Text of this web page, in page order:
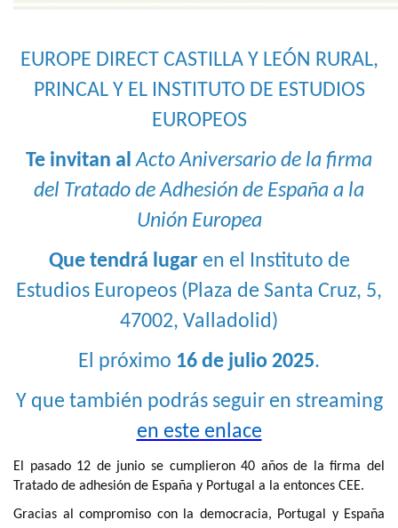
EUROPE DIRECT CASTILLA Y LEÓN RURAL,
PRINCAL Y EL INSTITUTO DE ESTUDIOS
EUROPEOS
Te invitan al Acto Aniversario de la firma
del Tratado de Adhesión de España a la
Unión Europea
Que tendrá lugaren el Instituto de
Estudios Europeos (Plaza de Santa Cruz, 5,
47002, Valladolid)
El próximo 16 de julio 2025.
Y que también podrás seguir en streaming
en este enlace
El pasado 12 de junio se cumplieron 40 años de la firma del
Tratado de adhesión de España y Portugal a la entonces CEE.
Gracias al compromiso con la democracia, Portugal y España